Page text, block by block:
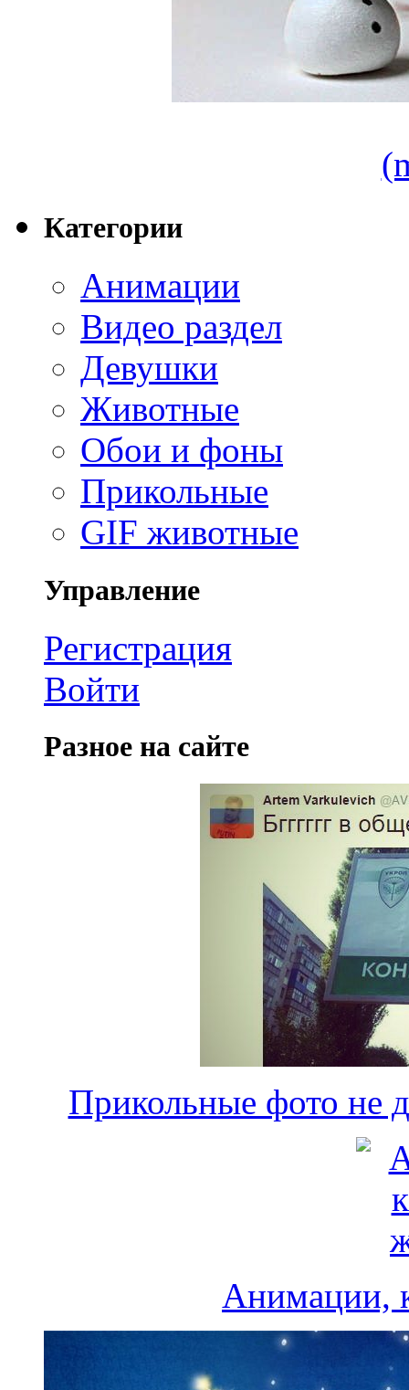
Категории
Анимации
Видео раздел
Девушки
Животные
Обои и фоны
Прикольные
GIF животные
Управление
Регистрация
Войти
Разное на сайте
Прикольные фото не
Анимации,